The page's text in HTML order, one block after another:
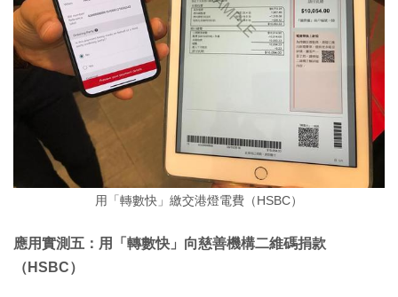
用「轉數快」繳交港燈電費（HSBC）
應用實測五：用「轉數快」向慈善機構二維碼捐款
（HSBC）